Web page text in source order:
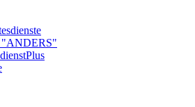
"ANDERS"